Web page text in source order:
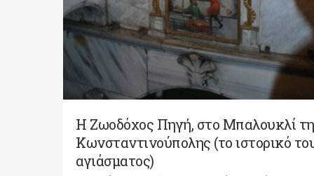
Η Ζωοδόχος Πηγή, στο Μπαλουκλί
Κωνσταντινούπολης (το ιστορικό
αγιάσματος)